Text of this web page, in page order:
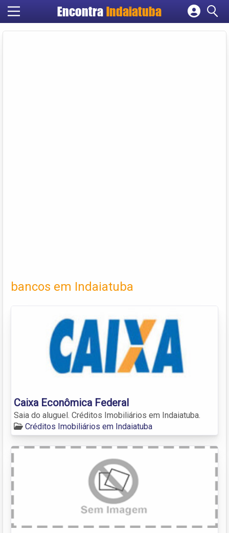
Encontra Indaiatuba
Cadastrar empresa
bancos em Indaiatuba
Caixa Econômica Federal
Saia do aluguel. Créditos Imobiliários em Indaiatuba.
Créditos Imobiliários em Indaiatuba